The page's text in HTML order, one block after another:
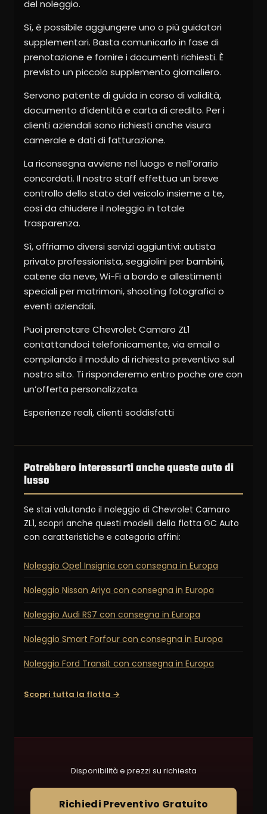
del noleggio.
Sì, è possibile aggiungere uno o più guidatori
supplementari. Basta comunicarlo in fase di
prenotazione e fornire i documenti richiesti. È
previsto un piccolo supplemento giornaliero.
Servono patente di guida in corso di validità,
documento d’identità e carta di credito. Per i
clienti aziendali sono richiesti anche visura
camerale e dati di fatturazione.
La riconsegna avviene nel luogo e nell’orario
concordati. Il nostro staff effettua un breve
controllo dello stato del veicolo insieme a te,
così da chiudere il noleggio in totale
trasparenza.
Sì, offriamo diversi servizi aggiuntivi: autista
privato professionista, seggiolini per bambini,
catene da neve, Wi-Fi a bordo e allestimenti
speciali per matrimoni, shooting fotografici o
eventi aziendali.
Puoi prenotare Chevrolet Camaro ZL1
contattandoci telefonicamente, via email o
compilando il modulo di richiesta preventivo sul
nostro sito. Ti risponderemo entro poche ore con
un’offerta personalizzata.
Esperienze reali, clienti soddisfatti
Potrebbero interessarti anche queste auto di
lusso
Se stai valutando il noleggio di Chevrolet Camaro
ZL1, scopri anche questi modelli della flotta GC Auto
con caratteristiche e categoria affini:
Noleggio Opel Insignia con consegna in Europa
Noleggio Nissan Ariya con consegna in Europa
Noleggio Audi RS7 con consegna in Europa
Noleggio Smart Forfour con consegna in Europa
Noleggio Ford Transit con consegna in Europa
Scopri tutta la flotta →
Disponibilità e prezzi su richiesta
Richiedi Preventivo Gratuito